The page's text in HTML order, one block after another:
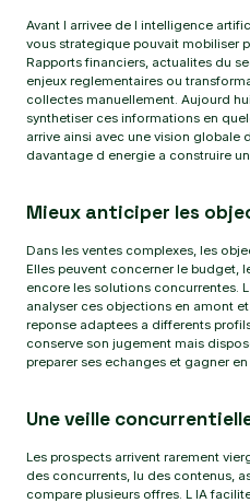
Avant l arrivee de l intelligence
vous strategique pouvait mobiliser
Rapports financiers, actualites du
enjeux reglementaires ou
collectes manuellement. Aujourd
synthetiser ces informations en
arrive ainsi avec une vision globale
davantage d energie a construire
Mieux anticiper les
Dans les ventes complexes, les
Elles peuvent concerner le budget,
encore les solutions concurrentes.
analyser ces objections en amont
reponse adaptees a differents
conserve son jugement mais
preparer ses echanges et gagner
Une veille
Les prospects arrivent rarement
des concurrents, lu des contenus,
compare plusieurs offres. L IA